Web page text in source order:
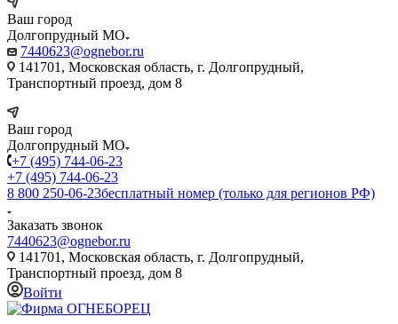
Ваш город
Долгопрудный МО
7440623@ognebor.ru
141701, Московская область, г. Долгопрудный,
Транспортный проезд, дом 8
Ваш город
Долгопрудный МО
+7 (495) 744-06-23
+7 (495) 744-06-23
8 800 250-06-23бесплатный номер (только для регионов РФ)
Заказать звонок
7440623@ognebor.ru
141701, Московская область, г. Долгопрудный,
Транспортный проезд, дом 8
Войти